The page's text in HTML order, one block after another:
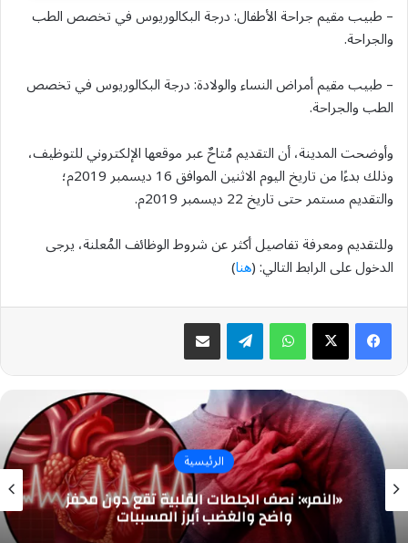
– طبيب مقيم جراحة الأطفال: درجة البكالوريوس في تخصص الطب
والجراحة.
– طبيب مقيم أمراض النساء والولادة: درجة البكالوريوس في تخصص
الطب والجراحة.
وأوضحت المدينة، أن التقديم مُتاحٌ عبر موقعها الإلكتروني للتوظيف،
وذلك بدءًا من تاريخ اليوم الاثنين الموافق 16 ديسمبر 2019م؛
والتقديم مستمر حتى تاريخ 22 ديسمبر 2019م.
وللتقديم ومعرفة تفاصيل أكثر عن شروط الوظائف المُعلنة، يرجى
الدخول على الرابط التالي: (هنا)
واتسابتيلقرام مشاركة عبر البريد
الرئيسية
«النمر»: نصف الجلطات القلبية تقع دون محفز
واضح والغضب أبرز المسببات